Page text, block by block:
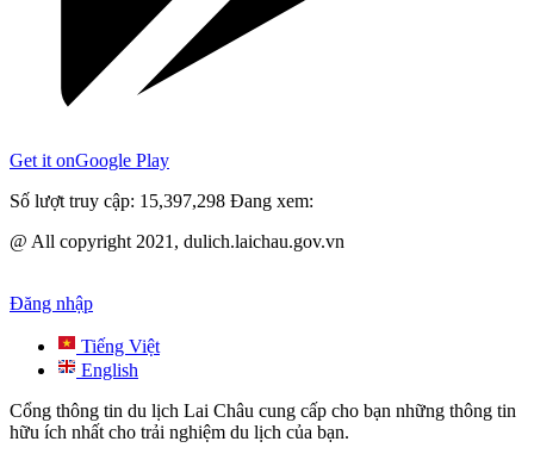
Get it onGoogle Play
Số lượt truy cập: 15,397,298 Đang xem:
@ All copyright 2021, dulich.laichau.gov.vn
Đăng nhập
Tiếng Việt
English
Cổng thông tin du lịch Lai Châu cung cấp cho bạn những thông tin
hữu ích nhất cho trải nghiệm du lịch của bạn.